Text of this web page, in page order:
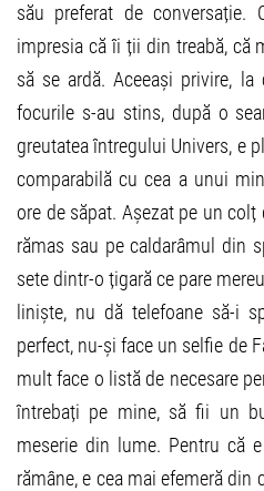
său preferat de conversație.
impresia că îi ții din treabă, că
să se ardă. Aceeași privire,
focurile s-au stins, după o
greutatea întregului Univers, e
comparabilă cu cea a unui
ore de săpat. Așezat pe un
rămas sau pe caldarâmul din
sete dintr-o țigară ce pare
liniște, nu dă telefoane să-i
perfect, nu-și face un selfie de
mult face o listă de necesare
întrebați pe mine, să fii un
meserie din lume. Pentru că
rămâne, e cea mai efemeră din